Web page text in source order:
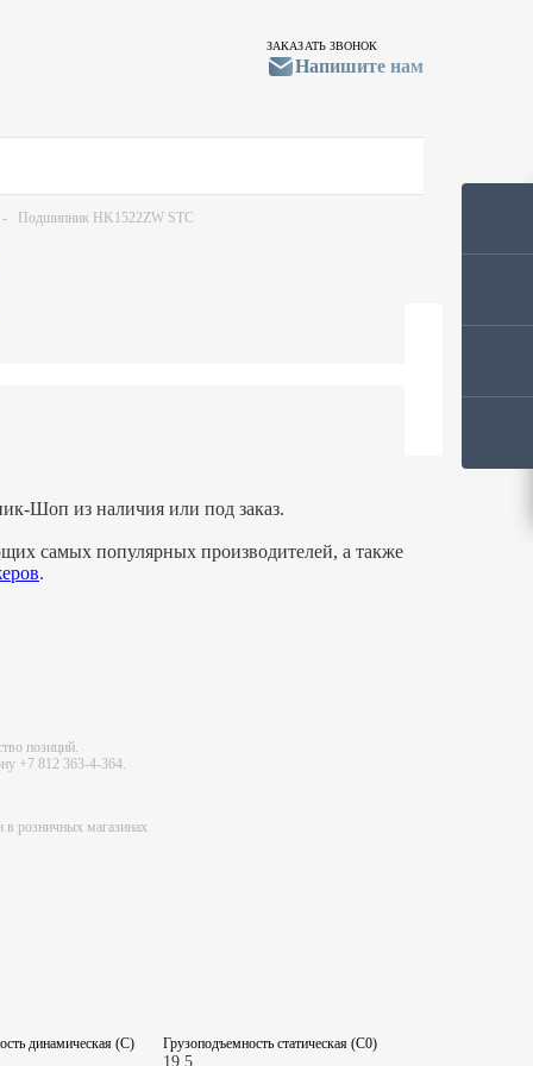
ЗАКАЗАТЬ ЗВОНОК
Напишите нам
- Подшипник HK1522ZW STC
Шоп из наличия или под заказ.
самых популярных производителей, а также
.
позиций.
+7 812 363-4-364.
в розничных магазинах
динамическая (C) Грузоподъемность статическая (C0)
19.5